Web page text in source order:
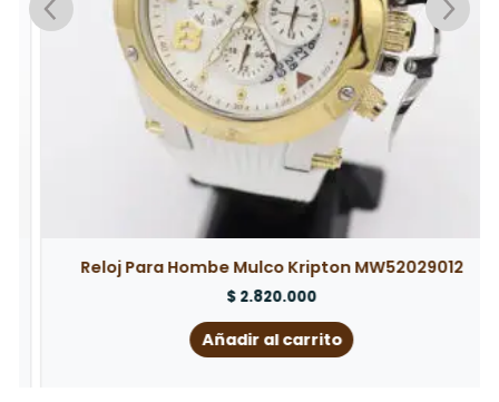
Reloj Para Hombe Mulco Kripton MW52029012
2.820.000
Añadir al carrito